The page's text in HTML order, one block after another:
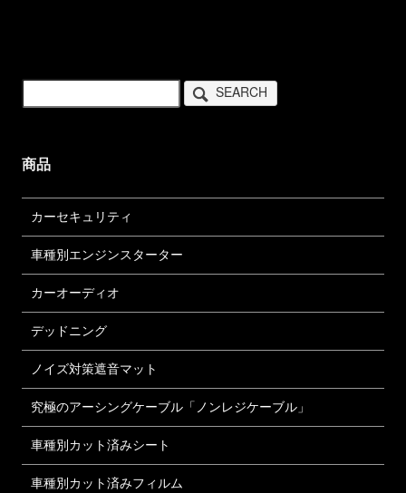
SEARCH
商品
カーセキュリティ
車種別エンジンスターター
カーオーディオ
デッドニング
ノイズ対策遮音マット
究極のアーシングケーブル「ノンレジケーブル」
車種別カット済みシート
車種別カット済みフィルム